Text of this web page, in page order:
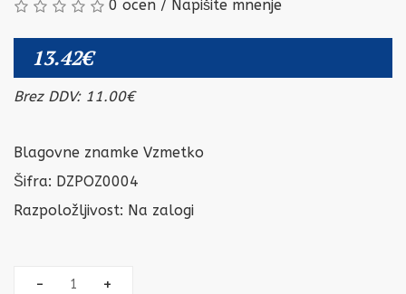
0 ocen / Napišite mnenje
13.42€
Brez DDV: 11.00€
Blagovne znamke Vzmetko
Šifra: DZPOZ0004
Razpoložljivost: Na zalogi